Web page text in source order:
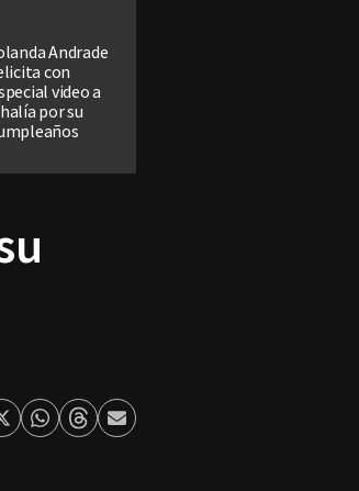
Andrade
con
video a
por su
TwitterWhatsapp
ThreadsEnviar